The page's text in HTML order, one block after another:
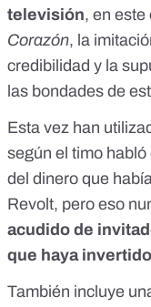
televisión, en este
Corazón, la
credibilidad y la
las bondades de
Esta vez han
según el timo
del dinero que
Revolt, pero eso
acudido de
que haya
También incluye